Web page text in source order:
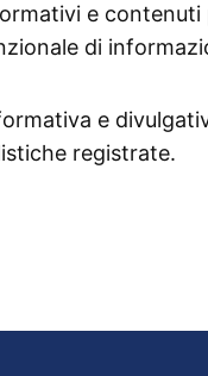
e contenuti
di
e
registrate.